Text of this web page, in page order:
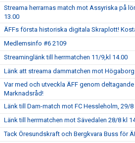
Streama herrarnas match mot Assyriska på
13.00
ÄFFs första historiska digitala Skraplott!
Medlemsinfo #6 2109
Streaminglänk till herrmatchen 11/9,kl 14.00
Länk att streama dammatchen mot
Var med och utveckla ÄFF genom deltagande
Marknadsråd!
Länk till Dam-match mot FC Hessleholm, 29/8
Länk till herrmatchen mot Sävedalen 28/8 kl
Tack Öresundskraft och Bergkvara Buss för